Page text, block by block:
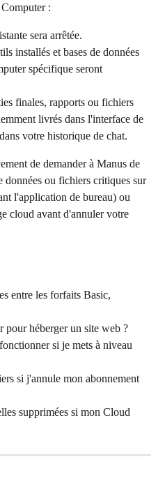
:
sera arrêtée.
installés et bases de données
spécifique seront
finales, rapports ou fichiers
livrés dans l'interface de
votre historique de chat.
de demander à Manus de
données ou fichiers critiques sur
l'application de bureau) ou
cloud avant d'annuler votre
entre les forfaits Basic,
héberger un site web ?
si je mets à niveau
si j'annule mon abonnement
supprimées si mon Cloud